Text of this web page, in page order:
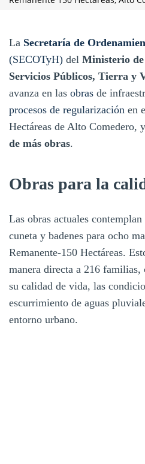
La Secretaría de
(SECOTyH) del Ministerio
Servicios Públicos, Tierra y
avanza en las obras de
procesos de regularización en
Hectáreas de Alto Comedero,
de más obras.
Obras para la
Las obras actuales
cuneta y badenes para ocho
Remanente-150 Hectáreas.
manera directa a 216
su calidad de vida, las
escurrimiento de aguas
entorno urbano.